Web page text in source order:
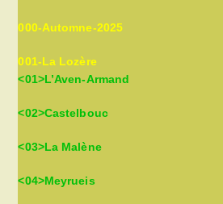
000-Automne-2025
001-La Lozère
<01>L’Aven-Armand
<02>Castelbouc
<03>La Malène
<04>Meyrueis